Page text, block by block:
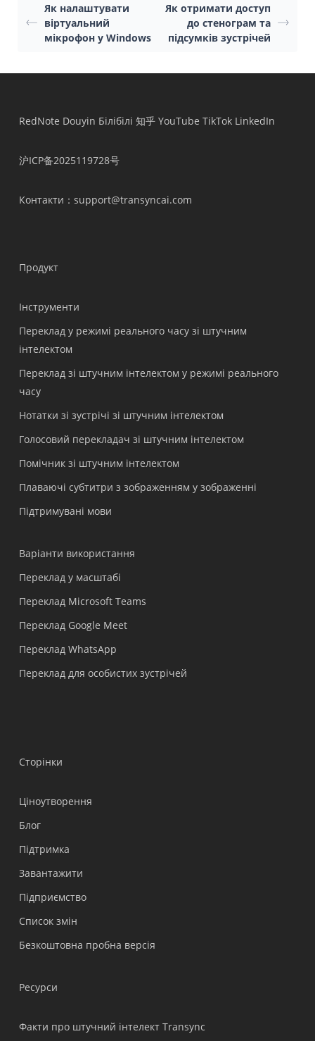
Як налаштувати
віртуальний
мікрофон у Windows
Як отримати доступ
до стенограм та
підсумків зустрічей
RedNote Douyin Білібілі 知乎 YouTube TikTok LinkedIn
沪ICP备2025119728号
Контакти ：support@transyncai.com
Продукт
Інструменти
Переклад у режимі реального часу зі штучним
інтелектом
Переклад зі штучним інтелектом у режимі реального
часу
Нотатки зі зустрічі зі штучним інтелектом
Голосовий перекладач зі штучним інтелектом
Помічник зі штучним інтелектом
Плаваючі субтитри з зображенням у зображенні
Підтримувані мови
Варіанти використання
Переклад у масштабі
Переклад Microsoft Teams
Переклад Google Meet
Переклад WhatsApp
Переклад для особистих зустрічей
Сторінки
Ціноутворення
Блог
Підтримка
Завантажити
Підприємство
Список змін
Безкоштовна пробна версія
Ресурси
Факти про штучний інтелект Transync